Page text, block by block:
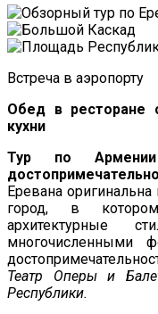
Встреча в аэропорту
Обед в ресторане
кухни
Тур по Армении
Еревана
город, в котором
архитектурные
многочисленными
Театр Оперы и
Республики.